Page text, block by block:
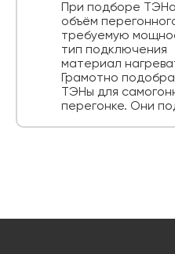
При подборе
объём
требуемую
тип подключения
материал
Грамотно
ТЭНы для
перегонке. Они